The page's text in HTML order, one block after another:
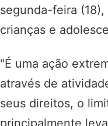
segunda-feira
crianças e
"É uma ação
através de
seus direitos, o
principalmente